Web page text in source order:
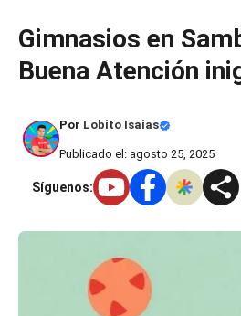
contenido
Gimnasios en
Buena Atención
Por Lobito Isaias
Publicado el: agosto 25, 2025
Síguenos: